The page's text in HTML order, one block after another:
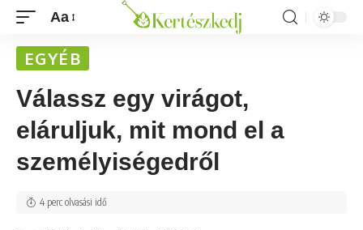
Aa
EGYÉB
Válassz egy virágot,
eláruljuk, mit mond el a
személyiségedről
4 perc olvasási idő